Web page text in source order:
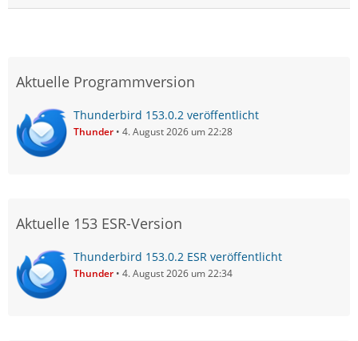
Aktuelle Programmversion
Thunderbird 153.0.2 veröffentlicht
Thunder 4. August 2026 um 22:28
Aktuelle 153 ESR-Version
Thunderbird 153.0.2 ESR veröffentlicht
Thunder 4. August 2026 um 22:34